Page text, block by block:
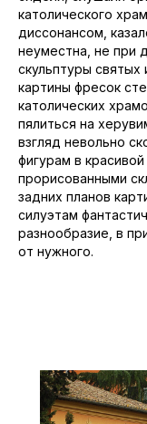
католического
диссонансом,
неуместна, не при
скульптуры святых
картины фресок
католических
пялиться на
взгляд невольно
фигурам в
прорисованными
задних планов
силуэтам
разнообразие, в
от нужного.